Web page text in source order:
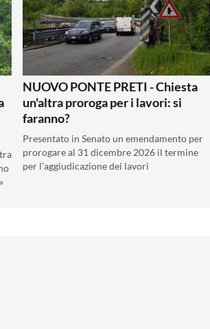
NUOVO PONTE PRETI - Chiesta
un'altra proroga per i lavori: si
faranno?
Presentato in Senato un emendamento per
prorogare al 31 dicembre 2026 il termine
per l'aggiudicazione dei lavori